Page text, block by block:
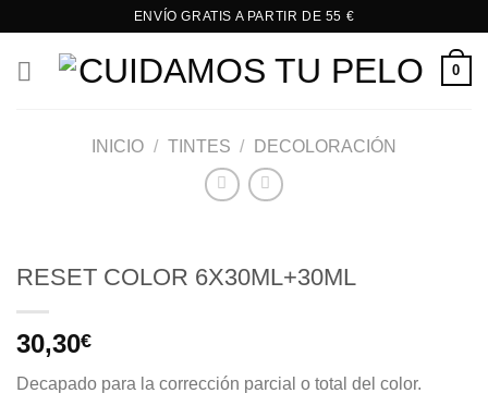
contenido
ENVÍO GRATIS A PARTIR DE 55 €
0
INICIO / TINTES / DECOLORACIÓN
RESET COLOR 6X30ML+30ML
30,30€
Decapado para la corrección parcial o total del color.